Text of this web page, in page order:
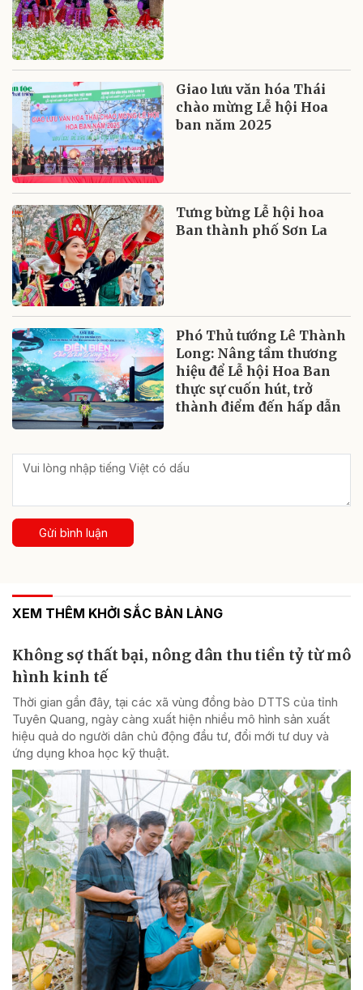
Giao lưu văn hóa Thái
chào mừng Lễ hội Hoa
ban năm 2025
Tưng bừng Lễ hội hoa
Ban thành phố Sơn La
Phó Thủ tướng Lê Thành
Long: Nâng tầm thương
hiệu để Lễ hội Hoa Ban
thực sự cuốn hút, trở
thành điểm đến hấp dẫn
Gửi bình luận
XEM THÊM KHỞI SẮC BẢN LÀNG
Không sợ thất bại, nông dân thu tiền tỷ từ mô
hình kinh tế
Thời gian gần đây, tại các xã vùng đồng bào DTTS của tỉnh
Tuyên Quang, ngày càng xuất hiện nhiều mô hình sản xuất
hiệu quả do người dân chủ động đầu tư, đổi mới tư duy và
ứng dụng khoa học kỹ thuật.